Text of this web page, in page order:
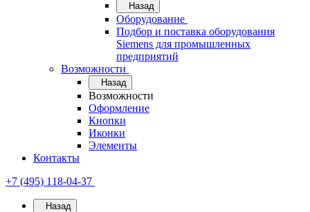
Назад
Оборудование
Подбор и поставка оборудования
Siemens для промышленных
предприятий
Возможности
Назад
Возможности
Оформление
Кнопки
Иконки
Элементы
Контакты
+7 (495) 118-04-37
Назад